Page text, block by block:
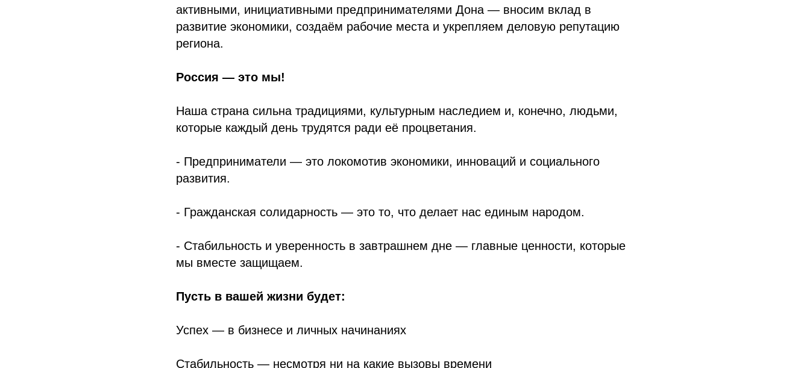
активными, инициативными предпринимателями Дона — вносим вклад в
развитие экономики, создаём рабочие места и укрепляем деловую репутацию
региона.
Россия — это мы!
Наша страна сильна традициями, культурным наследием и, конечно, людьми,
которые каждый день трудятся ради её процветания.
- Предприниматели — это локомотив экономики, инноваций и социального
развития.
- Гражданская солидарность — это то, что делает нас единым народом.
- Стабильность и уверенность в завтрашнем дне — главные ценности, которые
мы вместе защищаем.
Пусть в вашей жизни будет:
Успех — в бизнесе и личных начинаниях
Стабильность — несмотря ни на какие вызовы времени